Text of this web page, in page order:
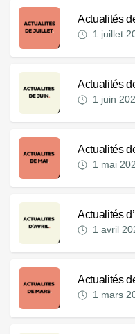
Actualités
1 juillet
Actualités
1 juin
Actualités
1 mai
Actualités
1 avril
Actualités
1 mars